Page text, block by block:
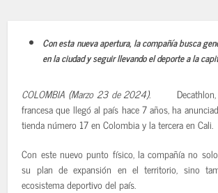
2 años ago
Con esta nueva apertura, la compañía busca
en la ciudad y seguir llevando el deporte a la
COLOMBIA (Marzo 23 de 2024).
francesa que llegó al país hace 7 años, ha
tienda número 17 en Colombia y la tercera en Cali.
Con este nuevo punto físico, la compañía no
su plan de expansión en el territorio, sino
ecosistema deportivo del país.